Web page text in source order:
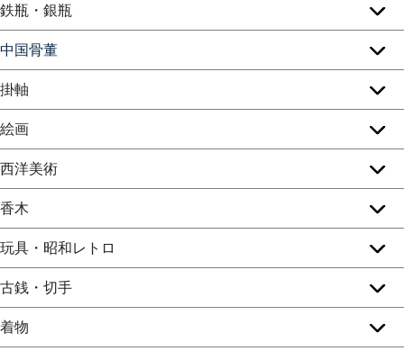
鉄瓶・銀瓶
中国骨董
掛軸
絵画
西洋美術
香木
玩具・昭和レトロ
古銭・切手
着物